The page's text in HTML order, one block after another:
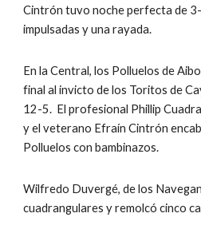
Cintrón tuvo noche perfecta de
impulsadas y una rayada.
En la Central, los Polluelos de
final al invicto de los Toritos de
12-5.  El profesional Phillip
y el veterano Efraín Cintrón
Polluelos con bambinazos.
Wilfredo Duvergé, de los
cuadrangulares y remolcó cinco